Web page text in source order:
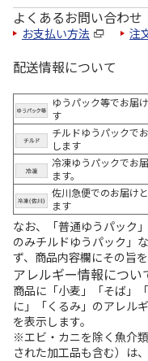
よくあるお問い合わせ
お支払い方法 注
配送情報について
ゆうパック等でお届
す
チルドゆうパックで
します
冷凍ゆうパックでお
ます。
佐川急便でのお届け
ます
なお、「普通ゆうパック
のみチルドゆうパック」
ず、商品内容欄にその旨
アレルギー情報につい
商品に「小麦」「そば」
に」「くるみ」のアレル
を表示します。
※エビ・カニを除く魚介
された加工品も含む）は